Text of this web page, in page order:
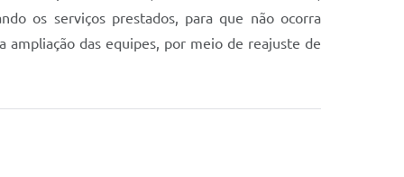
os serviços prestados, para que não ocorra
das equipes, por meio de reajuste de